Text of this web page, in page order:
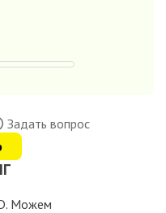
Задать вопрос
Можем